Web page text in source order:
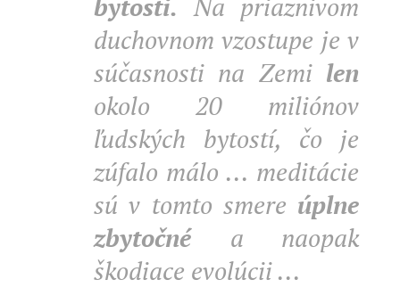
bytosti.Na priaznivom
duchovnom vzostupe je v
súčasnosti na Zemi len
okolo 20 miliónov
ľudských bytostí, čo je
zúfalo málo ... meditácie
sú v tomto smere úplne
zbytočné a naopak
škodiace evolúcii ...